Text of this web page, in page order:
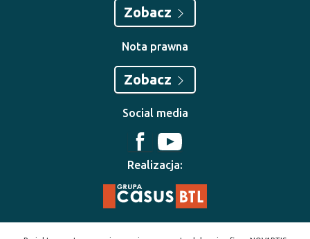
Zobacz
Nota prawna
Zobacz
Social media
Realizacja: